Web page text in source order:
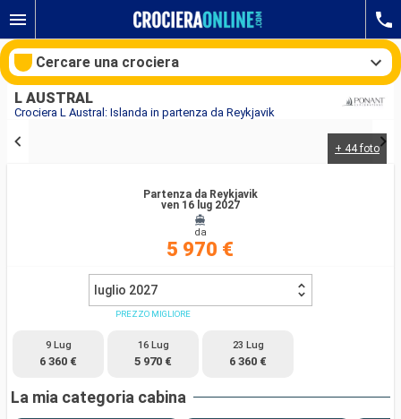
Crociera L Austral: Islanda in partenza da Reykjavik
L AUSTRAL
+ 44 foto
Partenza da Reykjavik
ven 16 lug 2027
da
5 970 €
luglio 2027
9 Lug
6 360 €
PREZZO MIGLIORE
16 Lug
5 970 €
23 Lug
6 360 €
La mia categoria cabina
Cercare una crociera